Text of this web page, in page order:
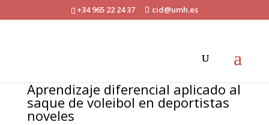
+34 965 22 24 37 cid@umh.es
Aprendizaje diferencial aplicado al
saque de voleibol en deportistas
noveles